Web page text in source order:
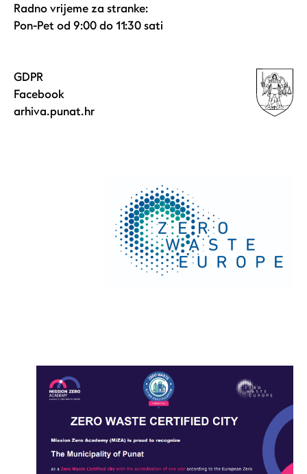
Radno vrijeme za stranke:
Pon-Pet od 9:00 do 11:30 sati
GDPR
Facebook
arhiva.punat.hr